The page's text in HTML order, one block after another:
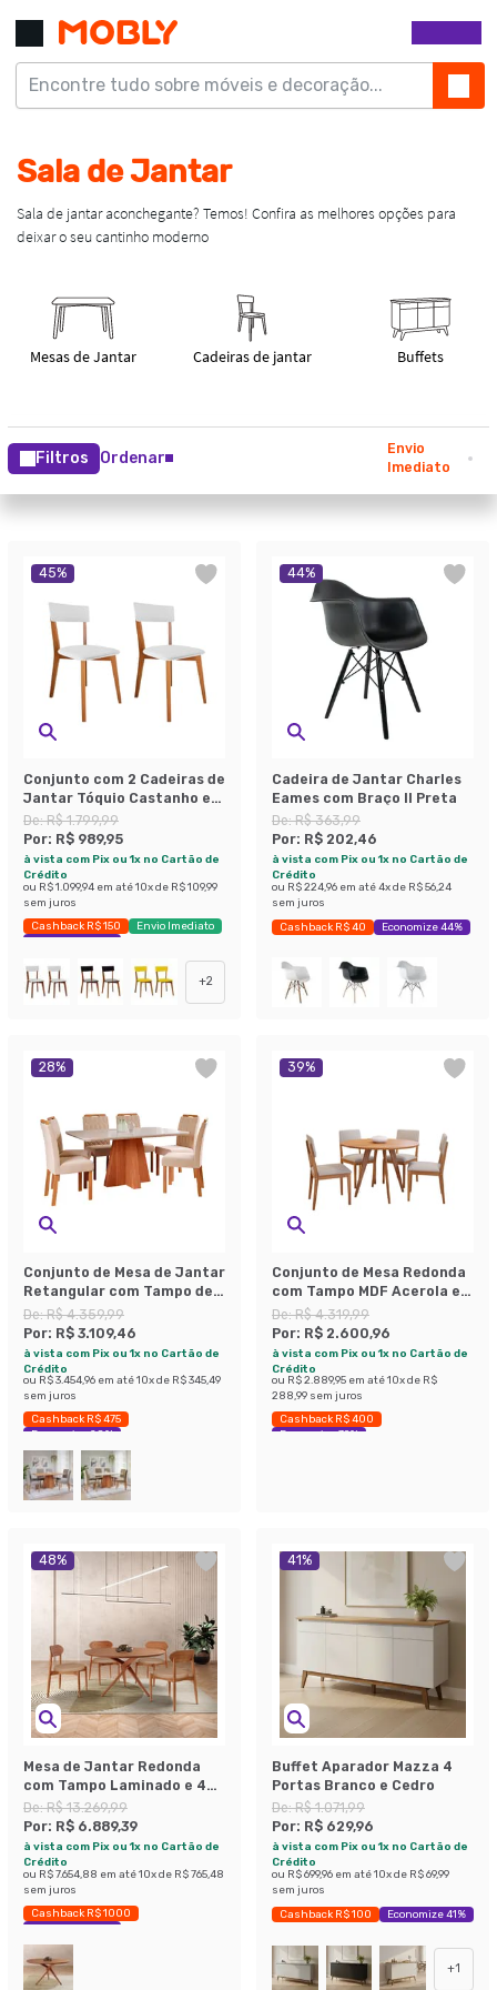
Filtros Ordenar
Envio
Imediato
45%
Conjunto com 2 Cadeiras de
Jantar Tóquio Castanho e
Branco
De:R$ 1.799,99
Por: R$ 989,95
à vista com Pix ou 1x no Cartão de
Crédito
ou R$ 1.099,94 em até10x de R$ 109,99
sem juros
Cashback R$ 150
Envio Imediato
Exclusivo Mobly
+2
44%
Cadeira de Jantar Charles
Eames com Braço II Preta
De:R$ 363,99
Por: R$ 202,46
à vista com Pix ou 1x no Cartão de
Crédito
ou R$ 224,96 em até4x de R$ 56,24
sem juros
Cashback R$ 40 Economize 44%
28%
Conjunto de Mesa de Jantar
Retangular com Tampo de
Vidro Off White Maite e 6
Cadeiras Paola Suede Nude
e Cinamomo
De:R$ 4.359,99
Por: R$ 3.109,46
à vista com Pix ou 1x no Cartão de
Crédito
ou R$ 3.454,96 em até10x de R$ 345,49
sem juros
Cashback R$ 475
Economize 28%
39%
Conjunto de Mesa Redonda
com Tampo MDF Acerola e 4
Cadeiras Sabiá Linho Bege
e Cinamomo
De:R$ 4.319,99
Por: R$ 2.600,96
à vista com Pix ou 1x no Cartão de
Crédito
ou R$ 2.889,95 em até10x de R$
288,99 sem juros
Cashback R$ 400
Economize 39%
48%
Mesa de Jantar Redonda
com Tampo Laminado e 4
Cadeiras Miami Madeira
Maciça Linho Bege e Imbuia
De:R$ 13.269,99
Por: R$ 6.889,39
à vista com Pix ou 1x no Cartão de
Crédito
ou R$ 7.654,88 em até10x de R$ 765,48
sem juros
Cashback R$ 1000
Economize 48%
41%
Buffet Aparador Mazza 4
Portas Branco e Cedro
De:R$ 1.071,99
Por: R$ 629,96
à vista com Pix ou 1x no Cartão de
Crédito
ou R$ 699,96 em até10x de R$ 69,99
sem juros
Cashback R$ 100 Economize 41%
+1